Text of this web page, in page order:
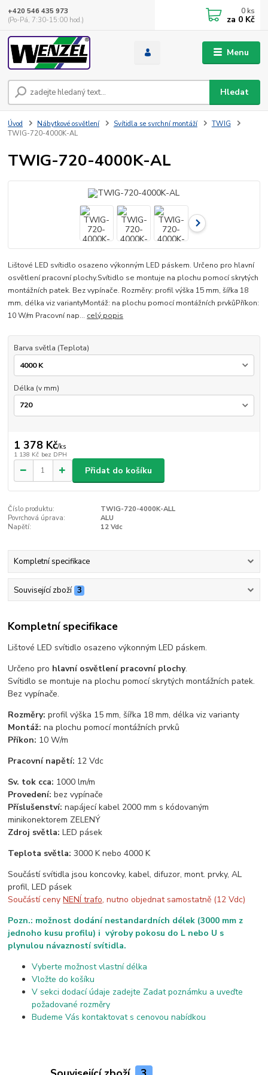
Menu
Hledat
+420 546 435 973
(Po-Pá, 7:30-15:00 hod.)
0 ks
za 0 Kč
Úvod Nábytkové osvětlení Svítidla se svrchní montáží
TWIG
TWIG-720-4000K-AL
TWIG-720-4000K-AL
Lištové LED svítidlo osazeno výkonným LED páskem. Určeno pro hlavní
osvětlení pracovní plochy.Svítidlo se montuje na plochu pomocí skrytých
montážních patek. Bez vypínače. Rozměry: profil výška 15 mm, šířka 18
mm, délka viz variantyMontáž: na plochu pomocí montážních prvkůPříkon:
10 W/m Pracovní nap... celý popis
Barva světla (Teplota)
Délka (v mm)
1 378 Kč/ks
1 138 Kč bez DPH
Přidat do košíku
Číslo produktu:
TWIG-720-4000K-ALL
Povrchová úprava:
ALU
Napětí:
12 Vdc
Kompletní specifikace
Související zboží 3
Kompletní specifikace
Lištové LED svítidlo osazeno výkonným LED páskem.
Určeno pro hlavní osvětlení pracovní plochy.
Svítidlo se montuje na plochu pomocí skrytých montážních patek.
Bez vypínače.
Rozměry: profil výška 15 mm, šířka 18 mm, délka viz varianty
Montáž:na plochu pomocí montážních prvků
Příkon: 10 W/m
Pracovní napětí: 12 Vdc
Sv. tok cca: 1000 lm/m
Provedení:bez vypínače
Příslušenství:napájecí kabel 2000 mm s kódovaným
minikonektorem ZELENÝ
Zdroj světla:LED pásek
Teplota světla:3000 K nebo 4000 K
Součástí svítidla jsou koncovky, kabel, difuzor, mont. prvky, AL
profil, LED pásek
Součástí cenyNENÍ trafo, nutno objednat samostatně (12 Vdc)
Pozn.: možnost dodání nestandardních délek (3000 mm z
jednoho kusu profilu) i výroby pokosu do L nebo U s
plynulou návazností svítidla.
Vyberte možnost vlastní délka
Vložte do košíku
V sekci dodací údaje zadejte Zadat poznámku a uveďte
požadované rozměry
Budeme Vás kontaktovat s cenovou nabídkou